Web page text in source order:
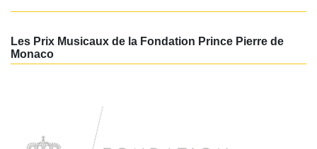
Les Prix Musicaux de la Fondation Prince Pierre de
Monaco